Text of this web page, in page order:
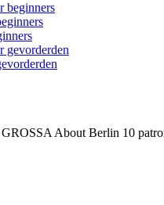
beginners
gevorderden
About Berlin 10